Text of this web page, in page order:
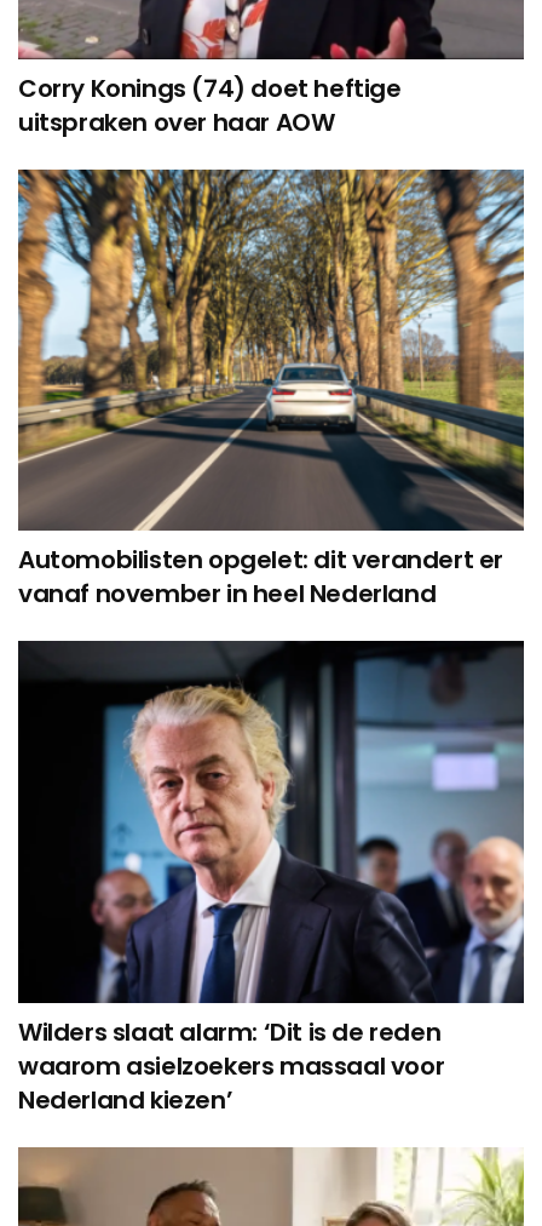
Corry Konings (74) doet heftige
uitspraken over haar AOW
Automobilisten opgelet: dit verandert er
vanaf november in heel Nederland
Wilders slaat alarm: ‘Dit is de reden
waarom asielzoekers massaal voor
Nederland kiezen’